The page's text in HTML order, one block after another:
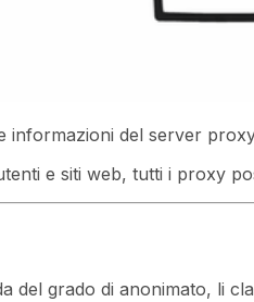
del server
e siti web, tutti i proxy
grado di anonimato, li